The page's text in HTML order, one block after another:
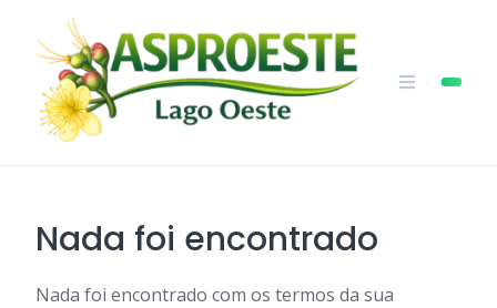
content
Nada foi encontrado
Nada foi encontrado com os termos da sua